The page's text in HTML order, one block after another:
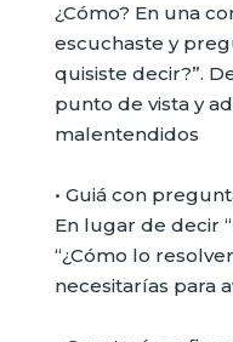
¿Cómo? En una
escuchaste y
quisiste decir?”.
punto de vista y
malentendidos
• Guiá con
En lugar de decir
“¿Cómo lo
necesitarías para